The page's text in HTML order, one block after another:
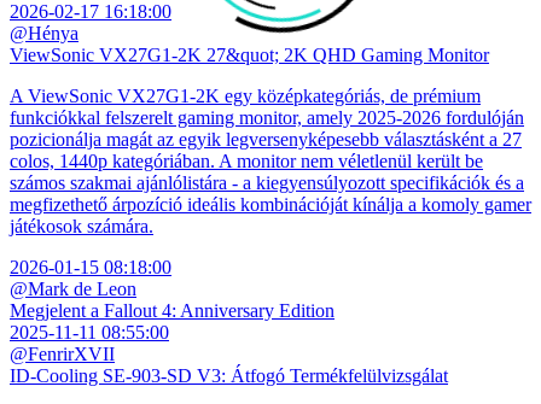
2026-02-17 16:18:00
@Hénya
ViewSonic VX27G1-2K 27&quot; 2K QHD Gaming Monitor
A ViewSonic VX27G1-2K egy középkategóriás, de prémium
funkciókkal felszerelt gaming monitor, amely 2025-2026 fordulóján
pozicionálja magát az egyik legversenyképesebb választásként a 27
colos, 1440p kategóriában. A monitor nem véletlenül került be
számos szakmai ajánlólistára - a kiegyensúlyozott specifikációk és a
megfizethető árpozíció ideális kombinációját kínálja a komoly gamer
játékosok számára.
2026-01-15 08:18:00
@Mark de Leon
Megjelent a Fallout 4: Anniversary Edition
2025-11-11 08:55:00
@FenrirXVII
ID-Cooling SE-903-SD V3: Átfogó Termékfelülvizsgálat